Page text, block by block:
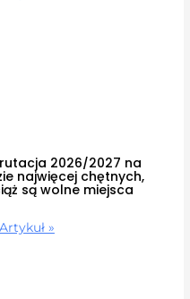
2026/2027 na
najwięcej chętnych,
są wolne miejsca
»